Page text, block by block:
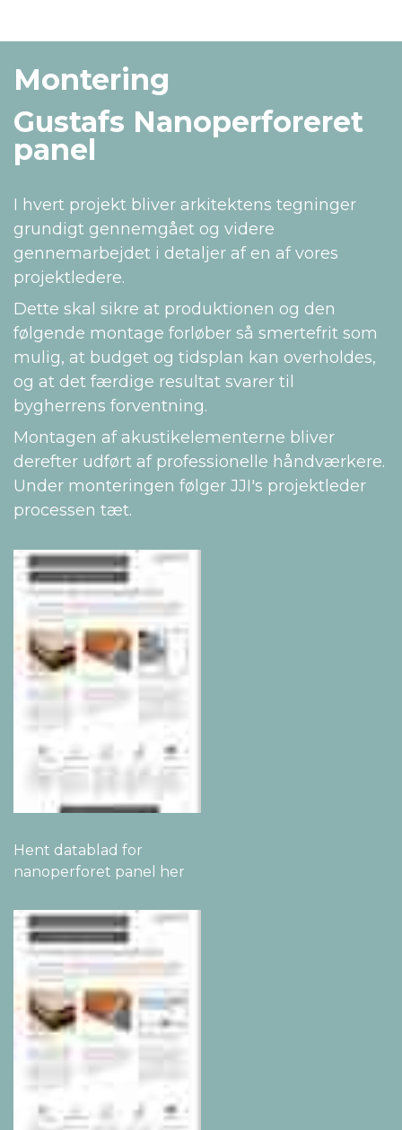
Montering
Gustafs Nanoperforeret
panel
I hvert projekt bliver arkitektens tegninger
grundigt gennemgået og videre
gennemarbejdet i detaljer af en af vores
projektledere.
Dette skal sikre at produktionen og den
følgende montage forløber så smertefrit som
mulig, at budget og tidsplan kan overholdes,
og at det færdige resultat svarer til
bygherrens forventning.
Montagen af akustikelementerne bliver
derefter udført af professionelle håndværkere.
Under monteringen følger JJI's projektleder
processen tæt.
Hent datablad for
nanoperforet panel her